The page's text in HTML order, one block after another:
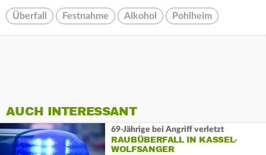
Überfall Festnahme Alkohol Pohlheim
AUCH INTERESSANT
69-Jährige bei Angriff verletzt
RAUBÜBERFALL IN KASSEL-
WOLFSANGER